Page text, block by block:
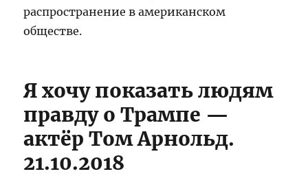
распространение в американском
обществе.
Я хочу показать людям
правду о Трампе —
актёр Том Арнольд.
21.10.2018